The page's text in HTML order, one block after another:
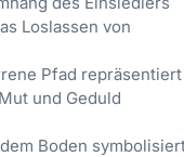
Loslassen von
Pfad repräsentiert
und Geduld
Boden